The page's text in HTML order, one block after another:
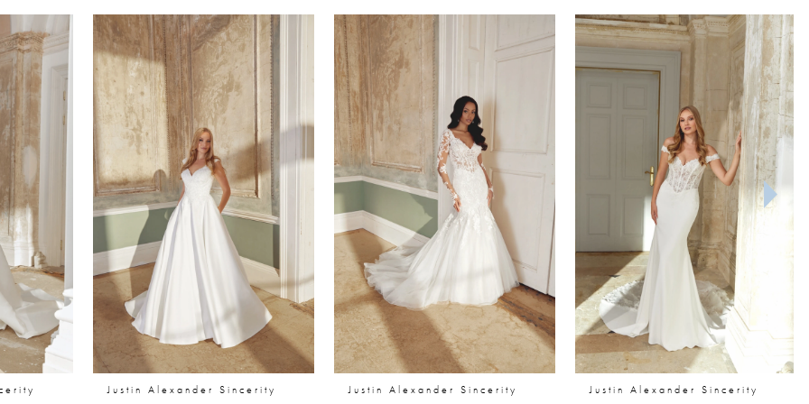
Justin Alexander Sincerity
Justin Alexander Sincerity
Justin Alexander Sincerity